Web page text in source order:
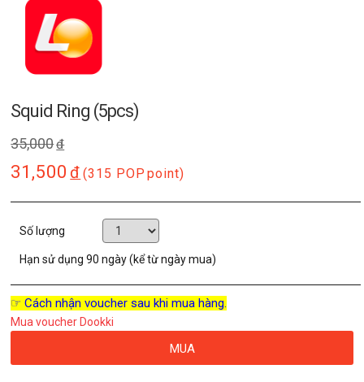
Squid Ring (5pcs)
35,000đ
31,500 đ (315 POP point)
Số lượng
Hạn sử dụng90 ngày (kể từ ngày mua)
☞ Cách nhận voucher sau khi mua hàng.
Mua voucher Dookki
MUA